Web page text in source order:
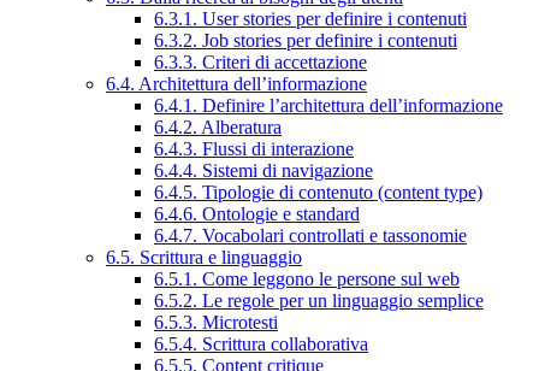
6.3.1. User stories per definire i contenuti
6.3.2. Job stories per definire i contenuti
6.3.3. Criteri di accettazione
6.4. Architettura dell’informazione
6.4.1. Definire l’architettura dell’informazione
6.4.2. Alberatura
6.4.3. Flussi di interazione
6.4.4. Sistemi di navigazione
6.4.5. Tipologie di contenuto (content type)
6.4.6. Ontologie e standard
6.4.7. Vocabolari controllati e tassonomie
6.5. Scrittura e linguaggio
6.5.1. Come leggono le persone sul web
6.5.2. Le regole per un linguaggio semplice
6.5.3. Microtesti
6.5.4. Scrittura collaborativa
6.5.5. Content critique